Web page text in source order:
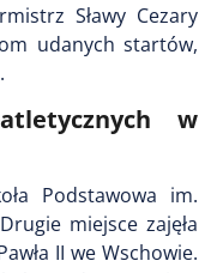
Sławy Cezary
udanych startów,
w
Podstawowa im.
miejsce zajęła
II we Wschowie.